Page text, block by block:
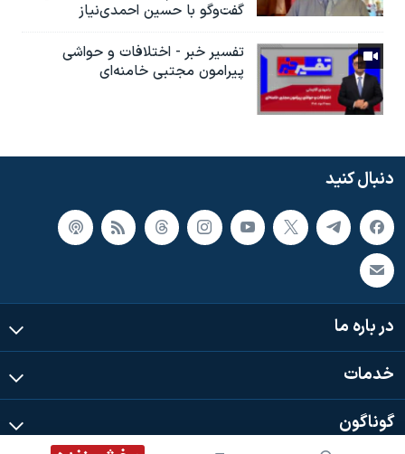
گفت‌وگو با حسین احمدی‌نیاز
تفسیر خبر - اختلافات و حواشی
پیرامون مجتبی خامنه‌ای
دنبال کنید
در باره ما
خدمات
گوناگون